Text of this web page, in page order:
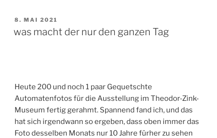
VERÖFFENTLICHT
8. MAI 2021
was macht der nur den ganzen Tag
Heute 200 und noch 1 paar Gequetschte
Automatenfotos für die Ausstellung im Theodor-Zink-
Museum fertig gerahmt. Spannend fand ich, und das
hat sich irgendwann so ergeben, dass oben immer das
Foto desselben Monats nur 10 Jahre fürher zu sehen